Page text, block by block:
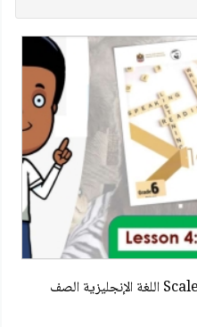
حل درس Scales stripes and humps اللغة الإنجليزية الصف